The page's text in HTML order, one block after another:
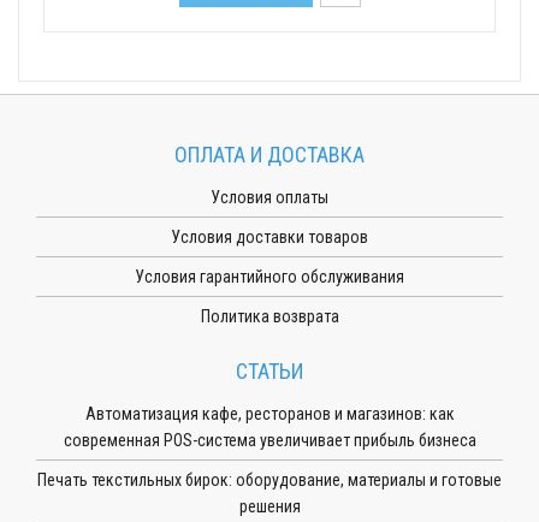
ОПЛАТА И ДОСТАВКА
Условия оплаты
Условия доставки товаров
Условия гарантийного обслуживания
Политика возврата
СТАТЬИ
Автоматизация кафе, ресторанов и магазинов: как
современная POS-система увеличивает прибыль бизнеса
Печать текстильных бирок: оборудование, материалы и готовые
решения